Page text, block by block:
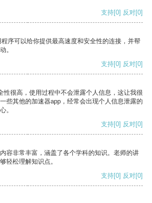
支持[0] 反对[0]
序可以给你提供最高速度和安全性的连接，并帮
。
支持[0] 反对[0]
性很高，使用过程中不会泄露个人信息，这让我很
些其他的加速器app，经常会出现个人信息泄露的
。
支持[0] 反对[0]
容非常丰富，涵盖了各个学科的知识。老师的讲
轻松理解知识点。
支持[0] 反对[0]